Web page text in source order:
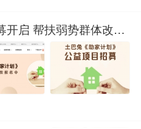
开启 帮扶弱势群体改善